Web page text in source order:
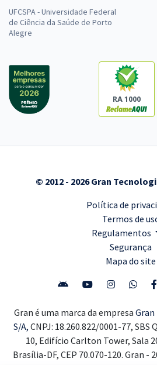
UFCSPA - Universidade Federal
de Ciência da Saúde de Porto
Alegre
RA 1000
© 2012 - 2026 Gran
Política de
Termos de
Regulamentos
Segurança
Mapa do site
Gran é uma marca da empresa Gran
S/A, CNPJ: 18.260.822/0001-77, SBS
10, Edifício Carlton Tower, Sala
Brasília-DF, CEP 70.070-120. Gran -